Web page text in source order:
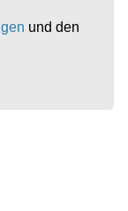
und den